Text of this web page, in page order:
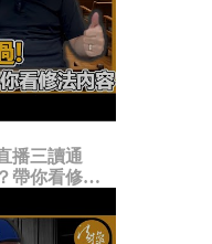
播三讀通
帶你看修法